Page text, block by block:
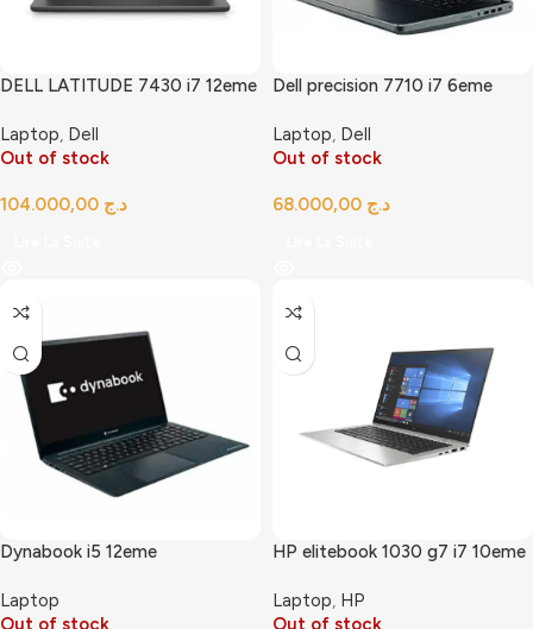
DELL LATITUDE 7430 i7 12eme
Laptop, Dell
Out of stock
د.ج
Dell precision 7710 i7 6eme
Laptop, Dell
Out of stock
د.ج
Dynabook i5 12eme
Laptop
Out of stock
HP elitebook 1030 g7 i7 10eme
Laptop, HP
Out of stock